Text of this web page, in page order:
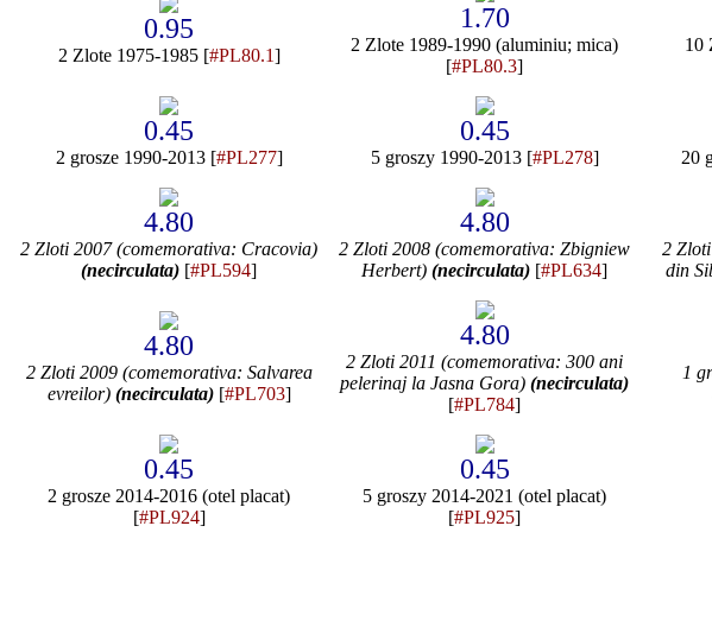
0.95
2 Zlote 1975-1985 [#PL80.1]
1.70
2 Zlote 1989-1990 (aluminiu; mica)
[#PL80.3]
10
0.45
2 grosze 1990-2013 [#PL277]
0.45
5 groszy 1990-2013 [#PL278] 20
4.80
2 Zloti 2007 (comemorativa: Cracovia)
(necirculata) [#PL594]
4.80
2 Zloti 2008 (comemorativa: Zbigniew
Herbert) (necirculata) [#PL634]
2
din
4.80
2 Zloti 2009 (comemorativa: Salvarea
evreilor) (necirculata)[#PL703]
4.80
2 Zloti 2011 (comemorativa: 300 ani
pelerinaj la Jasna Gora) (necirculata)
[#PL784]
1
0.45
2 grosze 2014-2016 (otel placat)
[#PL924]
0.45
5 groszy 2014-2021 (otel placat)
[#PL925]